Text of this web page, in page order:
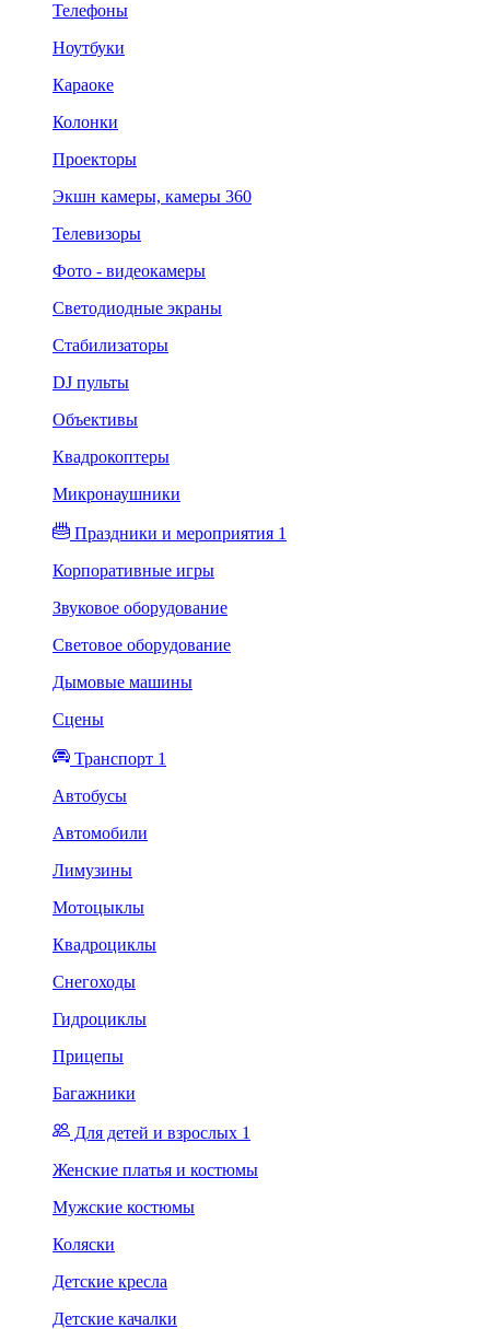
Телефоны
Ноутбуки
Караоке
Колонки
Проекторы
Экшн камеры, камеры 360
Телевизоры
Фото - видеокамеры
Светодиодные экраны
Стабилизаторы
DJ пульты
Объективы
Квадрокоптеры
Микронаушники
Праздники и мероприятия 1
Корпоративные игры
Звуковое оборудование
Световое оборудование
Дымовые машины
Сцены
Транспорт 1
Автобусы
Автомобили
Лимузины
Мотоцыклы
Квадроциклы
Снегоходы
Гидроциклы
Прицепы
Багажники
Для детей и взрослых 1
Женские платья и костюмы
Мужские костюмы
Коляски
Детские кресла
Детские качалки